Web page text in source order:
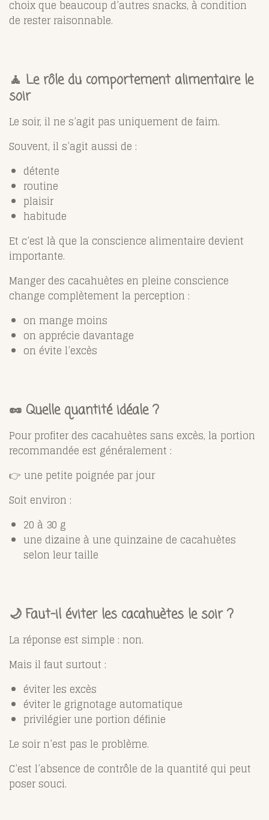
choix que beaucoup d’autres snacks, à condition
de rester raisonnable.
🧘 Le rôle du comportement alimentaire le
soir
Le soir, il ne s’agit pas uniquement de faim.
Souvent, il s’agit aussi de :
détente
routine
plaisir
habitude
Et c’est là que la conscience alimentaire devient
importante.
Manger des cacahuètes en pleine conscience
change complètement la perception :
on mange moins
on apprécie davantage
on évite l’excès
🥜 Quelle quantité idéale ?
Pour profiter des cacahuètes sans excès, la portion
recommandée est généralement :
👉 une petite poignée par jour
Soit environ :
20 à 30 g
une dizaine à une quinzaine de cacahuètes
selon leur taille
🌙 Faut-il éviter les cacahuètes le soir ?
La réponse est simple : non.
Mais il faut surtout :
éviter les excès
éviter le grignotage automatique
privilégier une portion définie
Le soir n’est pas le problème.
C’est l’absence de contrôle de la quantité qui peut
poser souci.